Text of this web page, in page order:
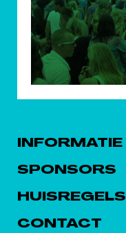
INFORMATIE
SPONSORS
HUISREGELS
CONTACT